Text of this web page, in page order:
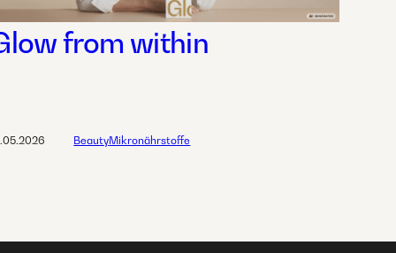
from within
BeautyMikronährstoffe